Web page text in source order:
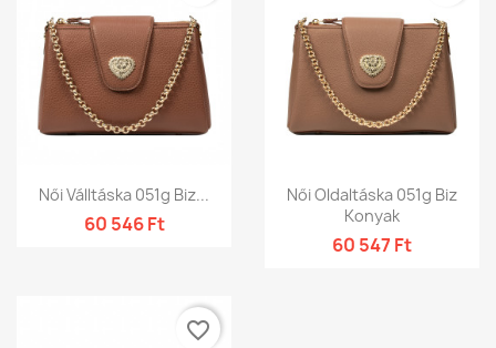
Női Válltáska 051g Biz...
60 546 Ft
Női Oldaltáska 051g Biz
Konyak
60 547 Ft
favorite_border